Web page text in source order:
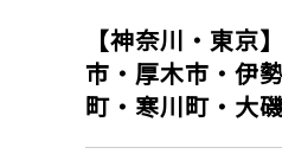
【神奈川・東
市・厚木市・伊
町・寒川町・大